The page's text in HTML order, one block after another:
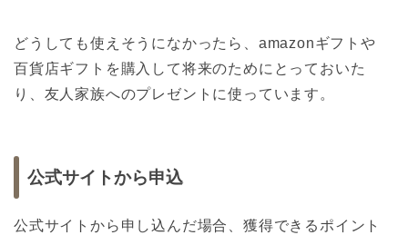
どうしても使えそうになかったら、amazonギフトや
百貨店ギフトを購入して将来のためにとっておいた
り、友人家族へのプレゼントに使っています。
公式サイトから申込
公式サイトから申し込んだ場合、獲得できるポイント